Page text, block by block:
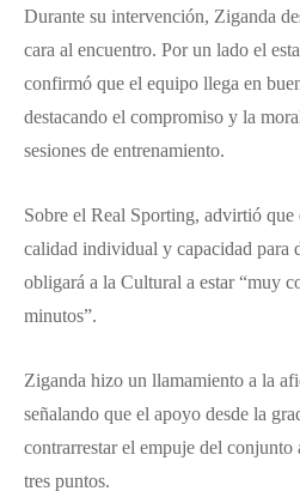
Durante su intervención, Ziganda
cara al encuentro. Por un lado el
confirmó que el equipo llega en
destacando el compromiso y la
sesiones de entrenamiento.
Sobre el Real Sporting, advirtió que
calidad individual y capacidad para
obligará a la Cultural a estar “muy
minutos”.
Ziganda hizo un llamamiento a la
señalando que el apoyo desde la
contrarrestar el empuje del conjunto
tres puntos.